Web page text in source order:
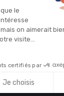
le
on aimerait
visite...
certifiés par
Je choisis